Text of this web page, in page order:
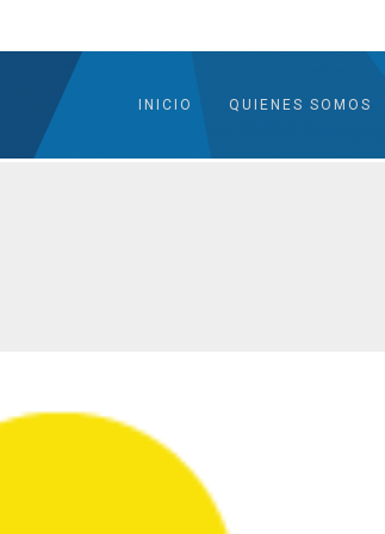
INICIO QUIENES SOMOS